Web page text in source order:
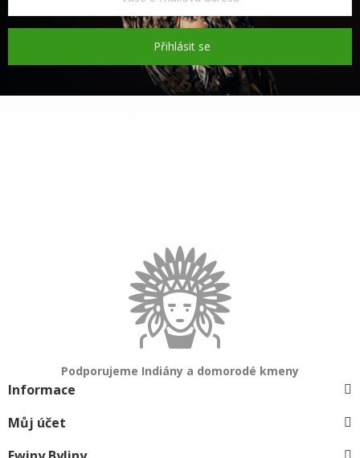
Přihlásit se
Podporujeme Indiány a domorodé kmeny
Informace
Můj účet